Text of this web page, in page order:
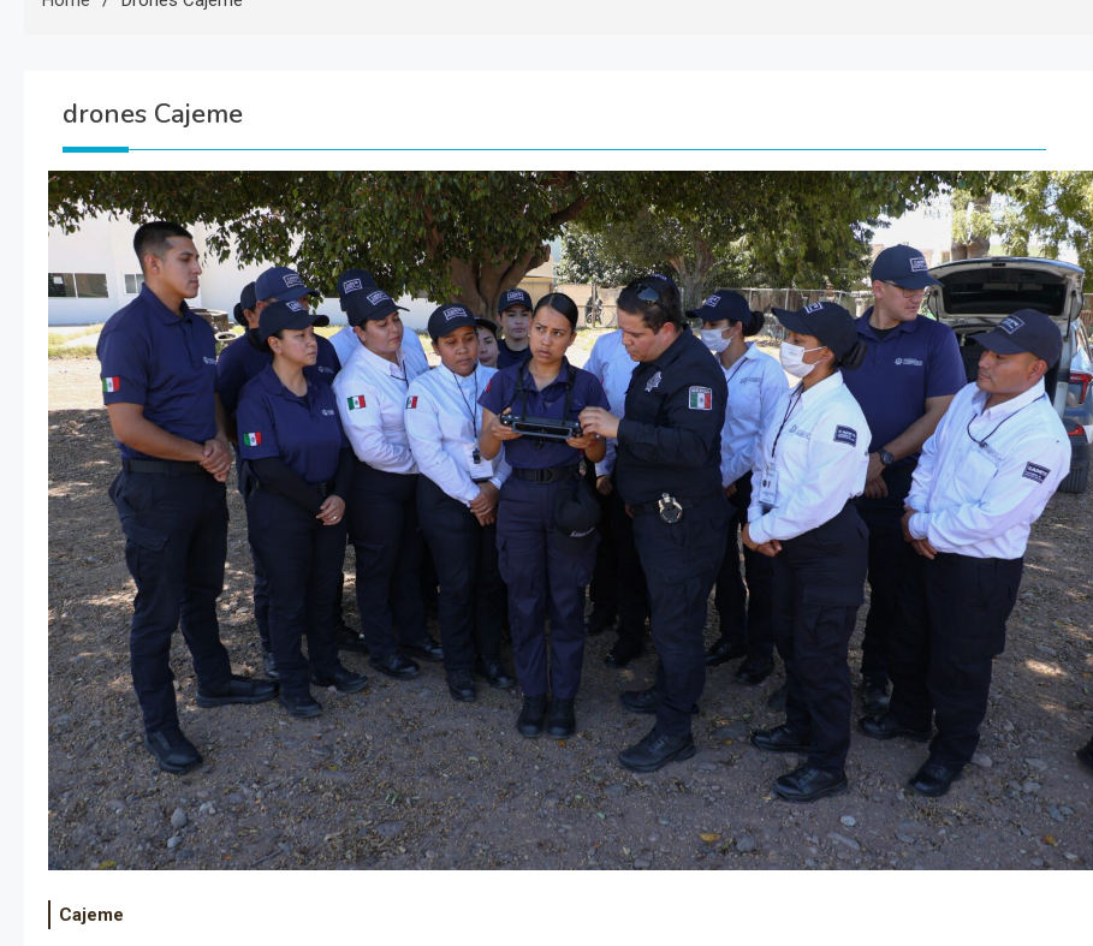
drones Cajeme
Cajeme